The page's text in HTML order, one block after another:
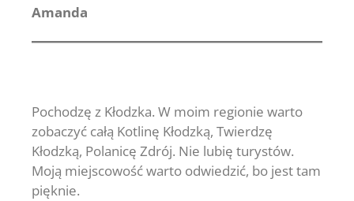
Amanda
Pochodzę z Kłodzka. W moim regionie warto
zobaczyć całą Kotlinę Kłodzką, Twierdzę
Kłodzką, Polanicę Zdrój. Nie lubię turystów.
Moją miejscowość warto odwiedzić, bo jest tam
pięknie.